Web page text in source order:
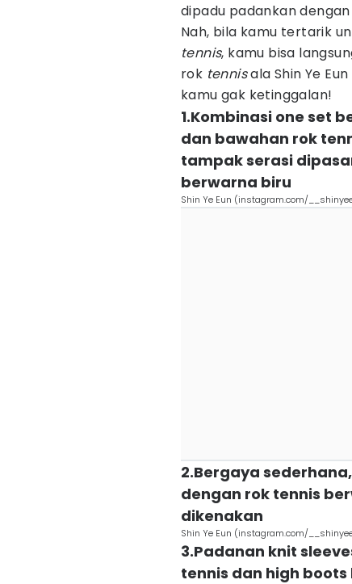
dipadu padankan
Nah, bila kamu tertarik
tennis, kamu bisa
rok tennisala Shin Ye
kamu gak ketinggalan!
1.Kombinasi one set
dan bawahan rok
tampak serasi
berwarna biru
Shin Ye Eun (instagram.com/
2.Bergaya
dengan rok tennis
dikenakan
Shin Ye Eun (instagram.com/
3.Padanan knit
tennis dan high